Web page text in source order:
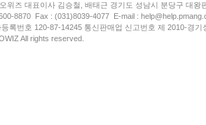
위즈 대표이사 김승철, 배태근 경기도 성남시 분당구 대왕
8870 Fax : (031)8039-4077 E-mail :
등록번호 120-87-14245 통신판매업 신고번호 제 2010-경
All rights reserved.